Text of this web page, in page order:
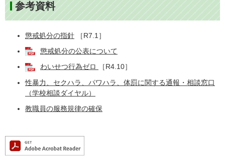
参考資料
懲戒処分の指針 ［R7.1］
懲戒処分の公表について
わいせつ行為ゼロ
［R4.10］
性暴力、セクハラ、パワハラ、体罰に関する通報・相談窓口
（学校相談ダイヤル）
教職員の服務規律の確保